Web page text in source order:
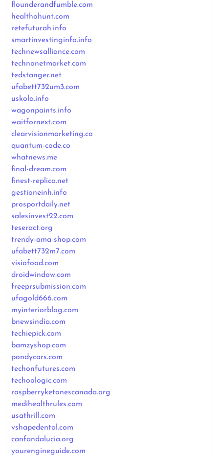
flounderandfumble.com
healthohunt.com
retefuturah.info
smartinvestinginfo.info
technewsalliance.com
technonetmarket.com
tedstanger.net
ufabett732um3.com
uskola.info
wagonpaints.info
waitfornext.com
clearvisionmarketing.co
quantum-code.co
whatnews.me
final-dream.com
finest-replica.net
gestioneinh.info
prosportdaily.net
salesinvest22.com
teseract.org
trendy-ama-shop.com
ufabett732m7.com
visiofood.com
droidwindow.com
freeprsubmission.com
ufagold666.com
myinteriorblog.com
bnewsindia.com
techiepick.com
bamzyshop.com
pondycars.com
techonfutures.com
techoologic.com
raspberryketonescanada.org
medihealthrules.com
usathrill.com
vshapedental.com
canfandalucia.org
yourengineguide.com